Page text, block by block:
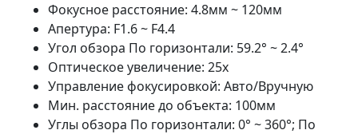
Фокусное расстояние: 4.8мм ~ 120мм
Апертура: F1.6 ~ F4.4
Угол обзора По горизонтали: 59.2° ~ 2.4°
Оптическое увеличение: 25x
Управление фокусировкой: Авто/Вручную
Мин. расстояние до объекта: 100мм
Углы обзора По горизонтали: 0° ~ 360°; По